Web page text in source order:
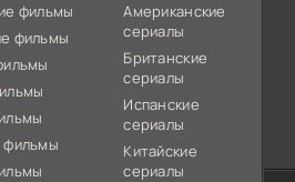
фильмы
фильмы
фильмы
Американские
сериалы
Британские
сериалы
Испанские
сериалы
Китайские
сериалы